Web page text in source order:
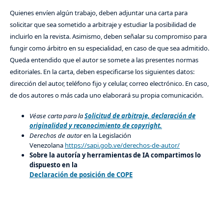
Quienes envíen algún trabajo, deben adjuntar una carta para
solicitar que sea sometido a arbitraje y estudiar la posibilidad de
incluirlo en la revista. Asimismo, deben señalar su compromiso para
fungir como árbitro en su especialidad, en caso de que sea admitido.
Queda entendido que el autor se somete a las presentes normas
editoriales. En la carta, deben especificarse los siguientes datos:
dirección del autor, teléfono fijo y celular, correo electrónico. En caso,
de dos autores o más cada uno elaborará su propia comunicación.
Véase carta para laSolicitud de arbitraje, declaración de
originalidad y reconocimiento de copyright.
Derechos de autoren la Legislación
Venezolana https://sapi.gob.ve/derechos-de-autor/
Sobre la autoría y herramientas de IA compartimos lo
dispuesto en la
Declaración de posición de COPE